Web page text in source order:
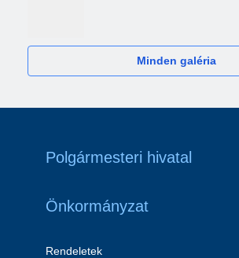
Minden galéria
Polgármesteri hivatal
Önkormányzat
Rendeletek